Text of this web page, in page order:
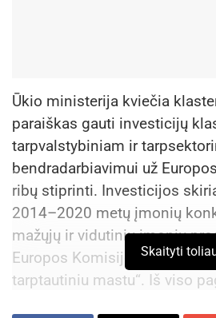
Ūkio ministerija kviečia
paraiškas gauti investicijų
tarpvalstybiniam ir
bendradarbiavimui už
ribų stiprinti. Investicijos
2014–2020 metų įmonių
mažųjų ir vidutinių įmonių
Europos Komisijos kvietimą
tarptautiniu mastu“. Iš viso
Skaityti